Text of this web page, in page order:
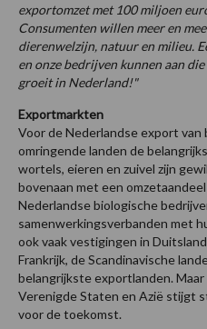
exportomzet met 100 miljoen
Consumenten willen meer en
dierenwelzijn, natuur en milieu.
en onze bedrijven kunnen aan
groeit in Nederland!"
Exportmarkten
Voor de Nederlandse export
omringende landen de
wortels, eieren en zuivel zijn
bovenaan met een
Nederlandse biologische
samenwerkingsverbanden met
ook vaak vestigingen in
Frankrijk, de Scandinavische
belangrijkste exportlanden.
Verenigde Staten en Azië stijgt
voor de toekomst.